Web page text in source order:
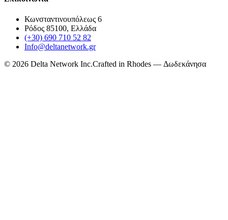
Κωνσταντινουπόλεως 6
Ρόδος 85100, Ελλάδα
(+30) 690 710 52 82
Info@deltanetwork.gr
© 2026 Delta Network Inc.Crafted in Rhodes — Δωδεκάνησα